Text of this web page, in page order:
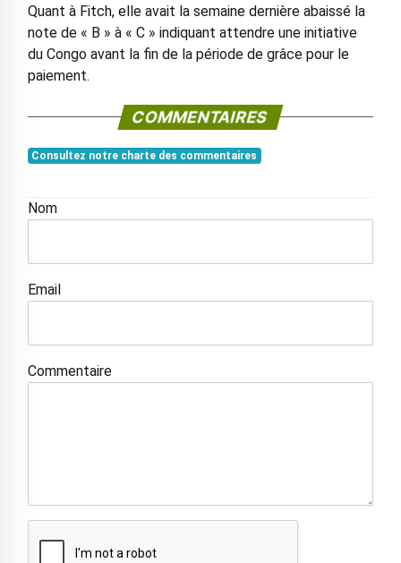
Quant à Fitch, elle avait la semaine dernière abaissé la
note de « B » à « C » indiquant attendre une initiative
du Congo avant la fin de la période de grâce pour le
paiement.
COMMENTAIRES
Consultez notre charte des commentaires
Nom
Email
Commentaire